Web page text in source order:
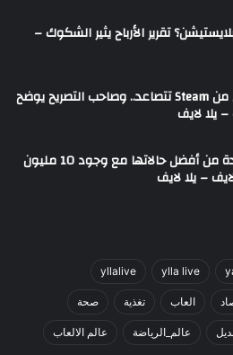
تقرير الأرباح يثير الشكوك –
شائعة انسحاب اكسبوكس من Steam تتصاعد.. وصاحب التصريح يوضح
يلا لايف
لعبة FC 26 تشهد حالياً واحدة من أفضل حالاتها مع وجود 10 مليون
– يلا لايف
ylla live
yllalive
العاب تغذية صحة
عالم_الرياضة عالم الالعاب